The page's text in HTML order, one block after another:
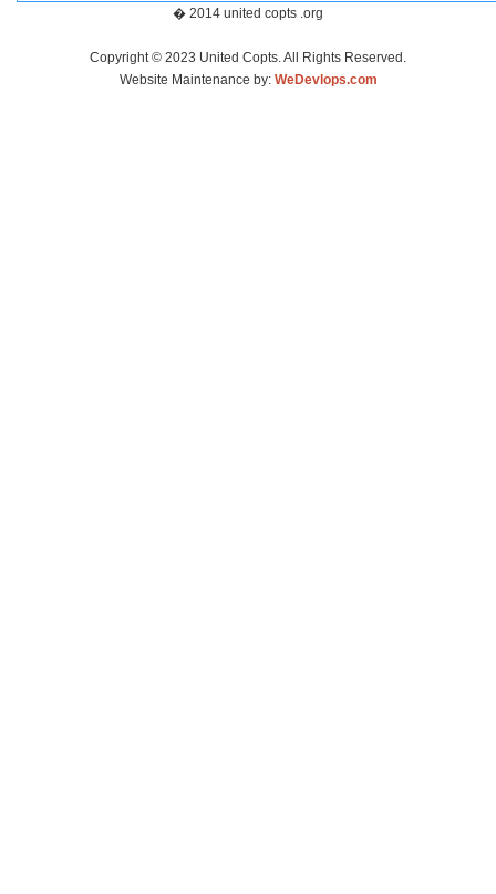
� 2014 united copts .org
Copyright © 2023 United Copts. All Rights Reserved.
Website Maintenance by: WeDevlops.com